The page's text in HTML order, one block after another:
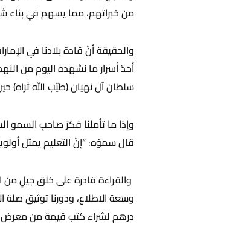
من خبراتهم، مما يسهم في بناء
والحقيقة أنّ قادة بلادنا في
أحدُ أسرار ما نشهده اليوم من
سلطان آل نهيان (طيّب الله ثراه)
وإذا ما تأملنا فكرَ صاحبِ السمو
قال سموّه: “إنّ التعليم يمثل
والقراءة قادرة على خلق جيلٍ
درهم لشراء كتب قيمة من معرض